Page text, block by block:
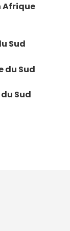
Afrique
Sud
du Sud
Sud